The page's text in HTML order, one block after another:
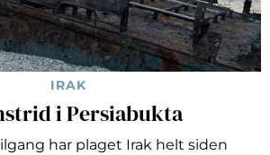
IRAK
i Persiabukta
har plaget Irak helt siden